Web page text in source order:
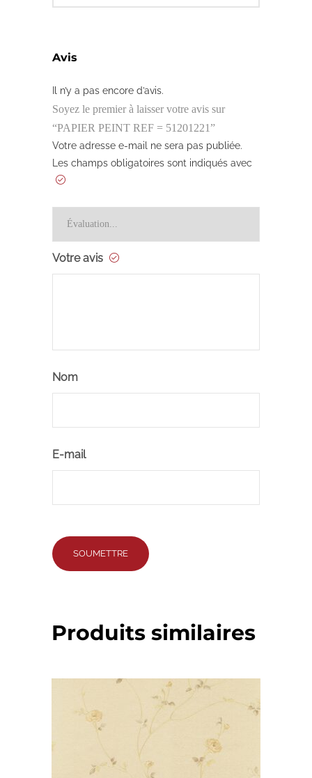
Avis
Il n’y a pas encore d’avis.
Soyez le premier à laisser votre avis sur
“PAPIER PEINT REF = 51201221”
Votre adresse e-mail ne sera pas publiée.
Les champs obligatoires sont indiqués avec
Votre avis
Nom
E-mail
Produits similaires